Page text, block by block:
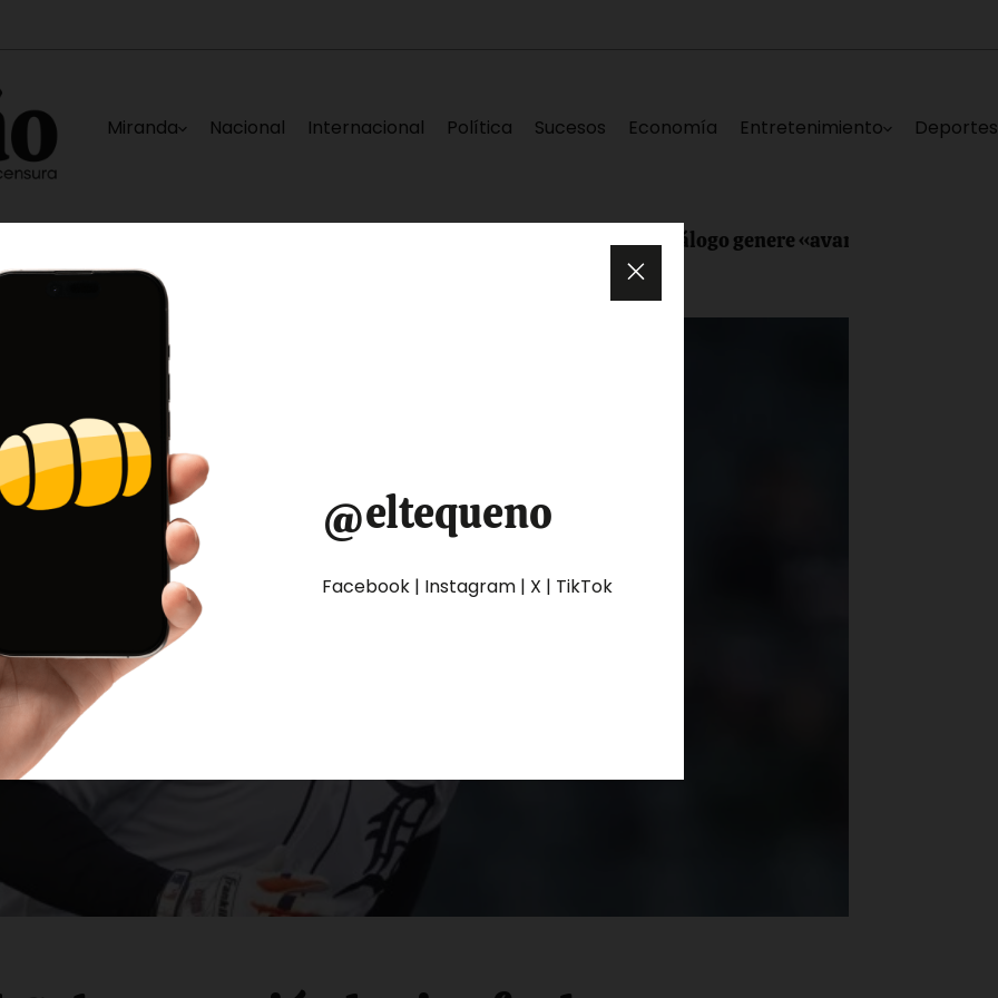
Miranda Nacional Internacional Política Sucesos Economía Entretenimiento Deportes
de agosto Plataforma Unitaria espera que mesa de diálogo genere «avances reales para
@eltequeno
Facebook | Instagram | X | TikTok